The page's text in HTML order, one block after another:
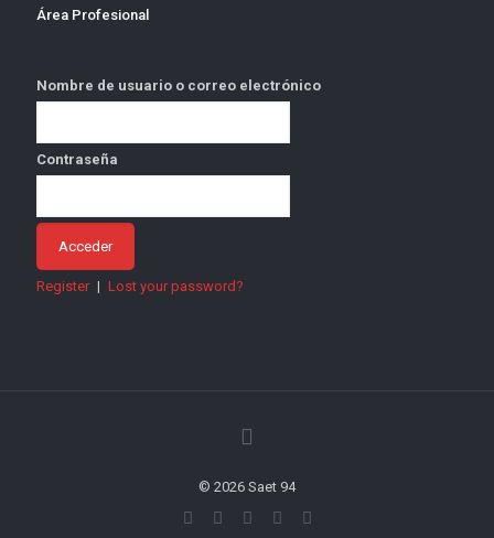
Área Profesional
Nombre de usuario o correo electrónico
Contraseña
Register | Lost your password?
© 2026 Saet 94